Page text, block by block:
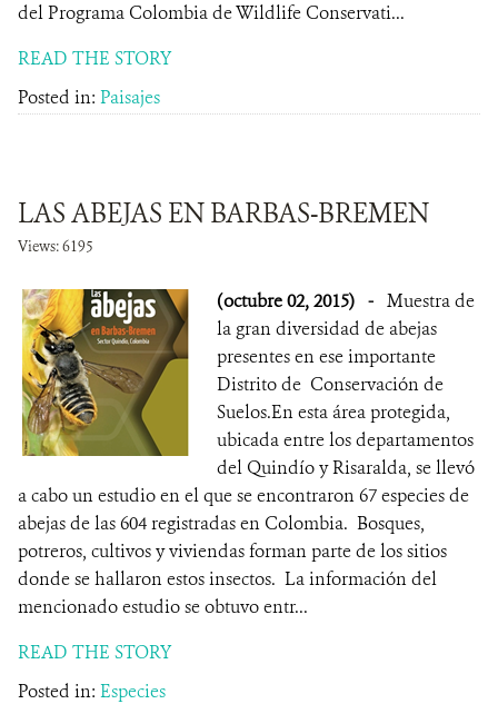
del Programa Colombia de Wildlife Conservati...
READ THE STORY
Posted in: Paisajes
LAS ABEJAS EN BARBAS-BREMEN
Views: 6195
(octubre 02, 2015) - Muestra de
la gran diversidad de abejas
presentes en ese importante
Distrito de Conservación de
Suelos.En esta área protegida,
ubicada entre los departamentos
del Quindío y Risaralda, se llevó
a cabo un estudio en el que se encontraron 67 especies de
abejas de las 604 registradas en Colombia. Bosques,
potreros, cultivos y viviendas forman parte de los sitios
donde se hallaron estos insectos. La información del
mencionado estudio se obtuvo entr...
READ THE STORY
Posted in: Especies